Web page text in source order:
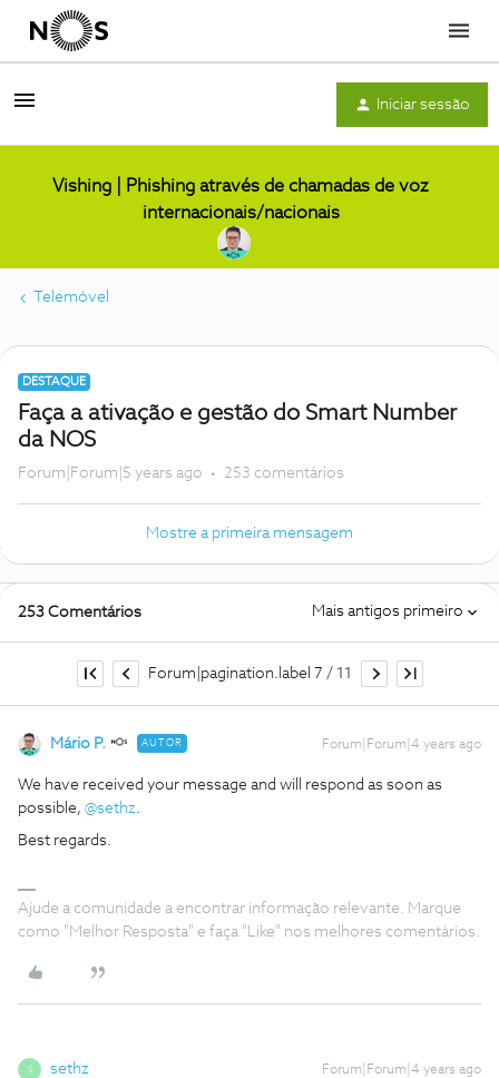
Menu
Iniciar sessão
Vishing | Phishing através de chamadas de voz
internacionais/nacionais
Telemóvel
DESTAQUE
Faça a ativação e gestão do Smart Number
da NOS
Forum|Forum|5 years ago 253 comentários
Mostre a primeira mensagem
253 Comentários Mais antigos primeiro
Forum|pagination.label 7 / 11
Mário P. AUTOR Forum|Forum|4 years ago
We have received your message and will respond as soon as
possible, @sethz.
Best regards.
Ajude a comunidade a encontrar informação relevante. Marque
como "Melhor Resposta" e faça "Like" nos melhores comentários.
S sethz Forum|Forum|4 years ago